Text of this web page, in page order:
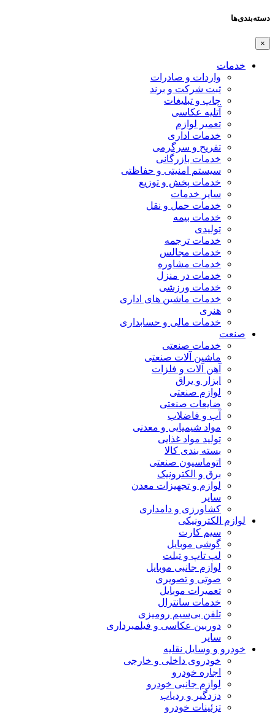
دسته‌بندی‌ها
×
خدمات
واردات و صادرات
ثبت شرکت و برند
چاپ و تبلیغات
آتلیه عکاسی
تعمیر لوازم
خدمات اداری
تفریح و سرگرمی
خدمات بازرگانی
سیستم امنیتی و حفاظتی
خدمات پخش و توزیع
سایر خدمات
خدمات حمل و نقل
خدمات بیمه
تولیدی
خدمات ترجمه
خدمات مجالس
خدمات مشاوره
خدمات در منزل
خدمات ورزشی
خدمات ماشین های اداری
هنری
خدمات مالی و حسابداری
صنعت
خدمات صنعتی
ماشین آلات صنعتی
آهن آلات و فلزات
ابزار و یراق
لوازم صنعتی
ضایعات صنعتی
آب و فاضلاب
مواد شیمیایی و معدنی
تولید مواد غذایی
بسته بندی کالا
اتوماسیون صنعتی
برق و الکترونیک
لوازم و تجهیزات معدن
سایر
کشاورزی و دامداری
لوازم الکترونیکی
سیم کارت
گوشی موبایل
لپ تاپ و تبلت
لوازم جانبی موبایل
صوتی و تصویری
تعمیرات موبایل
خدمات سانترال
تلفن بی‌سیم رومیزی
دوربین عکاسی و فیلمبرداری
سایر
خودرو و وسایل نقلیه
خودروی داخلی و خارجی
اجاره خودرو
لوازم جانبی خودرو
دزدگیر و ردیاب
تزئینات خودرو